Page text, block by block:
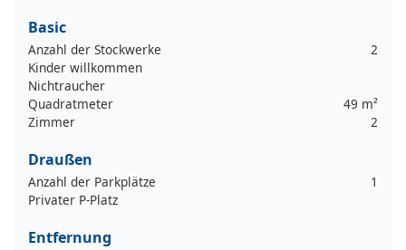
Basic
Anzahl der Stockwerke
2
Kinder willkommen
Nichtraucher
Quadratmeter
49 m²
Zimmer
2
Draußen
Anzahl der Parkplätze
1
Privater P-Platz
Entfernung